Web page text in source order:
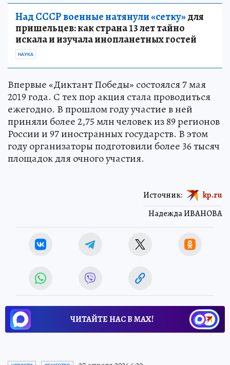
Над СССР военные натянули «сетку»для
пришельцев: как страна 13 лет тайно
искала и изучала инопланетных гостей
НАУКА
Впервые «Диктант Победы» состоялся 7 мая
2019 года. С тех пор акция стала проводиться
ежегодно. В прошлом году участие в ней
приняли более 2,75 млн человек из 89 регионов
России и 97 иностранных государств. В этом
году организаторы подготовили более 36 тысяч
площадок для очного участия.
Надежда ИВАНОВА
Источник: kp.ru
ЧИТАЙТЕ НАС В МАХ!